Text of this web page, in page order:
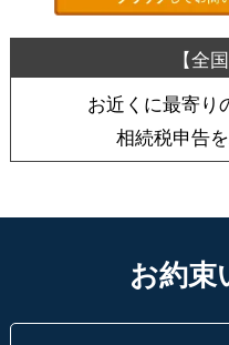
お近くに最寄り
相続税申告
お約束